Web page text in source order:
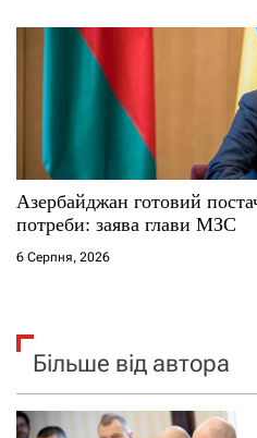
Азербайджан готовий
потреби: заява глави МЗС
6 Серпня, 2026
Більше від автора